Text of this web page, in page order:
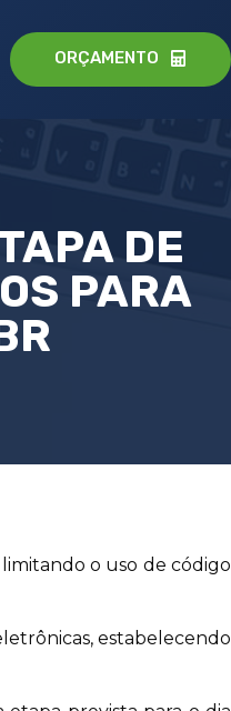
ORÇAMENTO
DE
PARA
o uso de código
estabelecendo